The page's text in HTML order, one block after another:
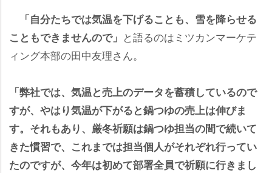
「自分たちでは気温を下げることも、雪を降らせる
こともできませんので」 と語るのはミツカンマーケテ
ィング本部の田中友理さん。
「弊社では、気温と売上のデータを蓄積しているので
すが、やはり気温が下がると鍋つゆの売上は伸びま
す。それもあり、厳冬祈願は鍋つゆ担当の間で続いて
きた慣習で、これまでは担当個人がそれぞれ行ってい
たのですが、今年は初めて部署全員で祈願に行きまし